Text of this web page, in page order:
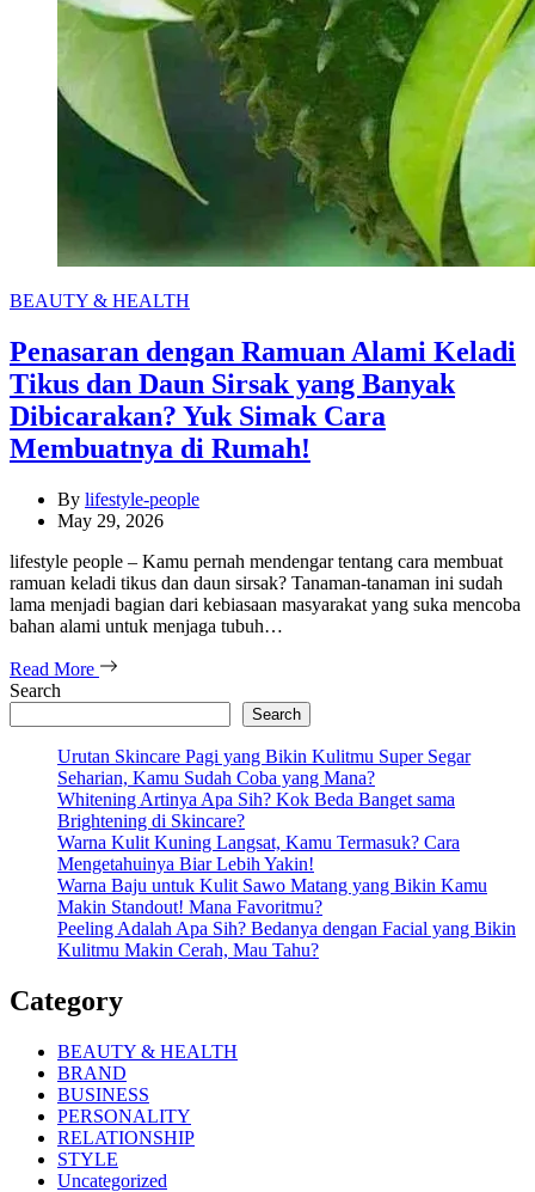
Categories
BEAUTY & HEALTH
Penasaran dengan Ramuan Alami Keladi
Tikus dan Daun Sirsak yang Banyak
Dibicarakan? Yuk Simak Cara
Membuatnya di Rumah!
By lifestyle-people
May 29, 2026
lifestyle people – Kamu pernah mendengar tentang cara membuat
ramuan keladi tikus dan daun sirsak? Tanaman-tanaman ini sudah
lama menjadi bagian dari kebiasaan masyarakat yang suka mencoba
bahan alami untuk menjaga tubuh…
Read More
Search
Search
Urutan Skincare Pagi yang Bikin Kulitmu Super Segar
Seharian, Kamu Sudah Coba yang Mana?
Whitening Artinya Apa Sih? Kok Beda Banget sama
Brightening di Skincare?
Warna Kulit Kuning Langsat, Kamu Termasuk? Cara
Mengetahuinya Biar Lebih Yakin!
Warna Baju untuk Kulit Sawo Matang yang Bikin Kamu
Makin Standout! Mana Favoritmu?
Peeling Adalah Apa Sih? Bedanya dengan Facial yang Bikin
Kulitmu Makin Cerah, Mau Tahu?
Category
BEAUTY & HEALTH
BRAND
BUSINESS
PERSONALITY
RELATIONSHIP
STYLE
Uncategorized